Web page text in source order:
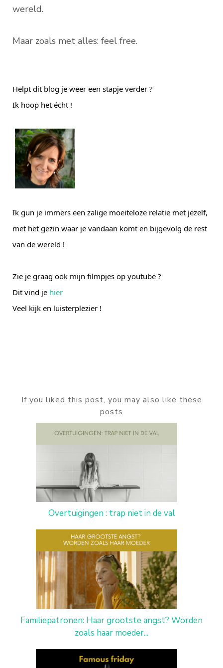
wereld.
Maar zoals met alles: feel free.
Helpt dit blog je weer een stapje verder ?
Ik hoop het écht !
Ik gun je immers een zalige moeiteloze relatie met jezelf,
met het gezin waar je vandaan komt en bijgevolg de rest
van de wereld !
Zie je graag ook mijn filmpjes op youtube ?
Dit vind je hier
Veel kijk en luisterplezier !
If you liked this post, you may also like these
posts
Overtuigingen : trap niet in de val
Familiepatronen: Haar grootste angst? Worden
zoals haar moeder...